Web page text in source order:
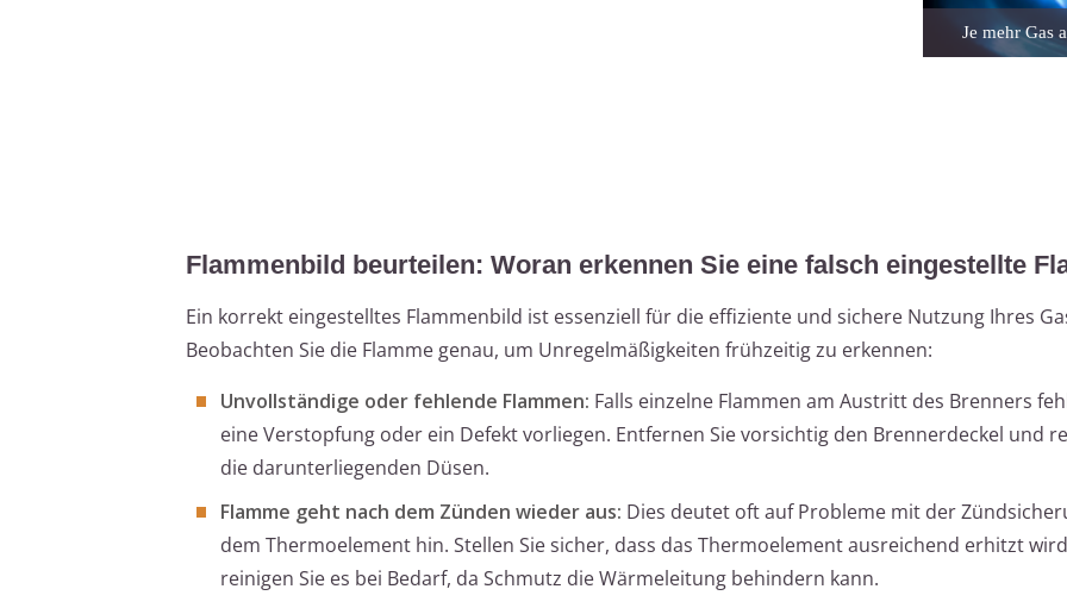
Je mehr Gas
Flammenbild beurteilen: Woran erkennen Sie eine falsch eingestellte
Ein korrekt eingestelltes Flammenbild ist essenziell für die effiziente und sichere Nutzung Ihres
Beobachten Sie die Flamme genau, um Unregelmäßigkeiten frühzeitig zu erkennen:
Unvollständige oder fehlende Flammen: Falls einzelne Flammen am Austritt des Brenners
eine Verstopfung oder ein Defekt vorliegen. Entfernen Sie vorsichtig den Brennerdeckel und
die darunterliegenden Düsen.
Flamme geht nach dem Zünden wieder aus: Dies deutet oft auf Probleme mit der
dem Thermoelement hin. Stellen Sie sicher, dass das Thermoelement ausreichend erhitzt
reinigen Sie es bei Bedarf, da Schmutz die Wärmeleitung behindern kann.